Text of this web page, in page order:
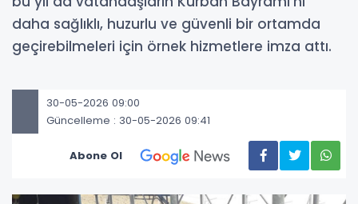
daha sağlıklı, huzurlu ve güvenli bir ortamda
geçirebilmeleri için örnek hizmetlere imza attı.
30-05-2026 09:00
Güncelleme : 30-05-2026 09:41
Abone Ol